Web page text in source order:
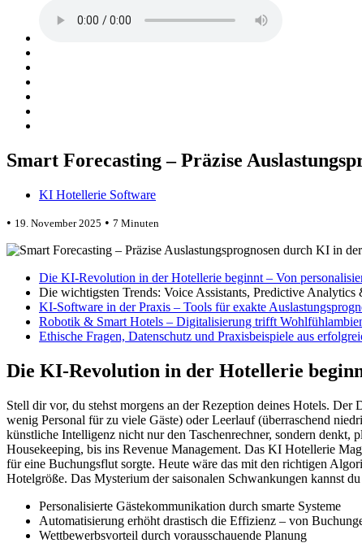
Smart Forecasting – Präzise
KI Hotellerie Software
• 19. November 2025 • 7 Minuten
Die KI-Revolution in der Hotellerie beginnt – Von
Die wichtigsten Trends: Voice Assistants, Predictive Analytics
KI-Software in der Praxis – Tools für exakte
Robotik & Smart Hotels – Digitalisierung trifft
Ethische Fragen, Datenschutz und Praxisbeispiele aus
Die KI-Revolution in der Hotellerie
Stell dir vor, du stehst morgens an der Rezeption deines Hotels.
wenig Personal für zu viele Gäste) oder Leerlauf (überraschend
künstliche Intelligenz nicht nur den Taschenrechner, sondern
Housekeeping, bis ins Revenue Management. Das KI Hotellerie
für eine Buchungsflut sorgte. Heute wäre das mit den richtigen
Hotelgröße. Das Mysterium der saisonalen Schwankungen kannst
Personalisierte Gästekommunikation durch smarte Systeme
Automatisierung erhöht drastisch die Effizienz – von
Wettbewerbsvorteil durch vorausschauende Planung